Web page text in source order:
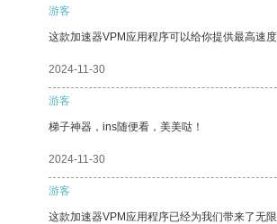
游客
这款加速器VPM应用程序可以给你提供最高速
2024-11-30
游客
梯子神器，ins随便看，美美哒！
2024-11-30
游客
这款加速器VPM应用程序已经为我们带来了无